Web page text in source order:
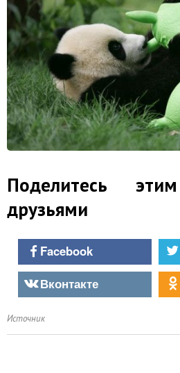
Поделитесь
друзьями
Facebook
Вконтакте
Источник